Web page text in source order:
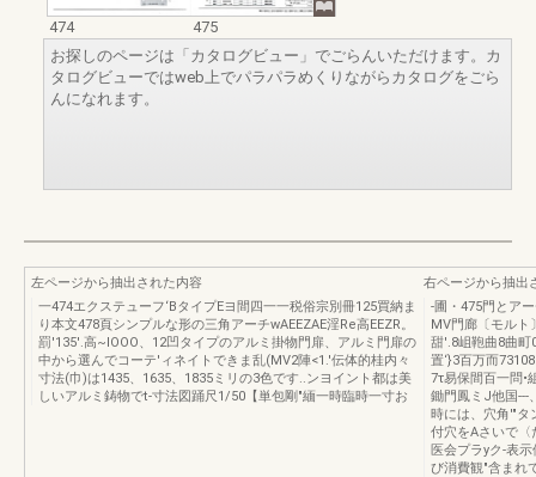
474
475
お探しのページは「カタログビュー」でごらんいただけます。カ
タログビューではweb上でパラパラめくりながらカタログをごら
んになれます。
左ページから抽出された内容
一474エクステューフ‘BタイプEヨ間四一一税俗宗別冊125買納ま
り本文478頁シンプルな形の三角アーチwAEEZAE淫Re高EEZR。
罰'135'.高~IOOO、12凹タイプのアルミ掛物門扉、アルミ門扉の
中から選んでコーテ'ィネイトできま乱(MV2陣<1.'伝体的桂内々
寸法(巾)は1435、1635、1835ミリの3色です..ンヨイント都は美
しいアルミ鋳物でt-寸法図踊尺1/50【単包剛"緬一時臨時一寸お
右ページから抽出
-圃・475門とア
MV門廊〔モルト
甜'.8岨鞄曲8曲町
置‘}3百万而
7τ易保間百一問•
鋤門鳳ミJ他国---
時には、穴角'"タ
付穴をAさいで
医会プラyク-表
び消費観"含まれ